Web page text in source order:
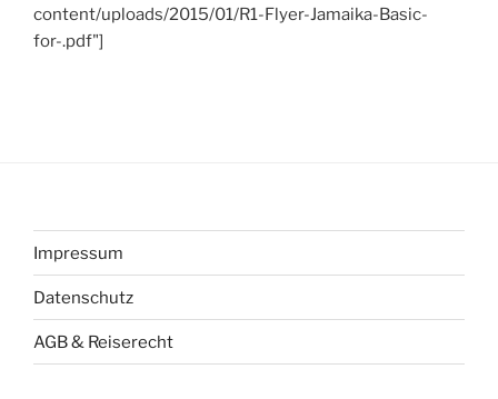
content/uploads/2015/01/R1-Flyer-Jamaika-Basic-
for-.pdf"]
Impressum
Datenschutz
AGB & Reiserecht